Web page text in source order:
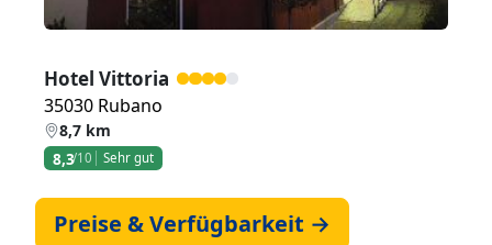
Hotel Vittoria
35030 Rubano
8,7 km
8,3/10 Sehr gut
Preise & Verfügbarkeit →